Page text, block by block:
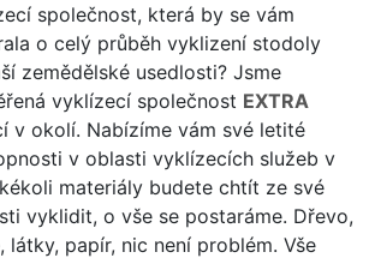
společnost, která by se vám
o celý průběh vyklizení stodoly
zemědělské usedlosti? Jsme
vyklízecí společnost EXTRA
v okolí. Nabízíme vám své letité
v oblasti vyklízecích služeb v
materiály budete chtít ze své
vyklidit, o vše se postaráme. Dřevo,
látky, papír, nic není problém. Vše